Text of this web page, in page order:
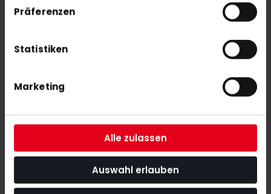
Präferenzen
Statistiken
Marketing
Alle zulassen
Auswahl erlauben
NEWSLETTER ANMELDUNG
Mit unserem Newsletter seid ihr immer auf den neuesten Stand